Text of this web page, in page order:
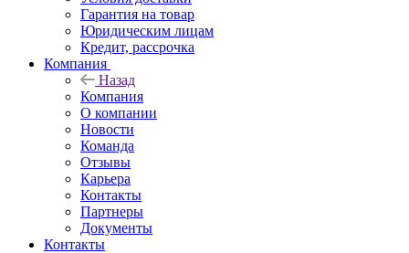
Гарантия на товар
Юридическим лицам
Кредит, рассрочка
Компания
Назад
Компания
О компании
Новости
Команда
Отзывы
Карьера
Контакты
Партнеры
Документы
Контакты